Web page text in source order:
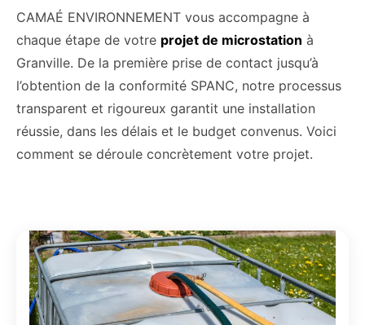
CAMAÉ ENVIRONNEMENT vous accompagne à
chaque étape de votre projet de microstation à
Granville. De la première prise de contact jusqu’à
l’obtention de la conformité SPANC, notre processus
transparent et rigoureux garantit une installation
réussie, dans les délais et le budget convenus. Voici
comment se déroule concrètement votre projet.